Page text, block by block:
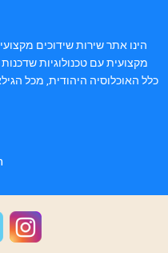
הינו אתר שירות שידוכים
מקצועית עם טכנולוגיות
כלל האוכלוסיה היהודית, מכל